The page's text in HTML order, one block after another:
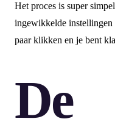
Het proces is super
ingewikkelde instellingen
paar klikken en je bent
De